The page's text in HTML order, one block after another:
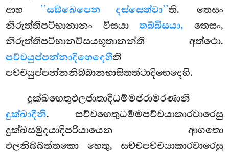
ආහ ‘‘සඞ්ඛෙපෙන දස්සෙත්වා’’ති. තෙසං
නිරුත්තිපටිභානානං විසයාතබ්බිසයා, තෙසං,
නිරුත්තිපටිභානවිසයභූතානන්ති අත්ථො.
පච්චයුප්පන්නාදිභෙදෙහීති
පච්චයුප්පන්නනිබ්බානභාසිතත්ථාදිභෙදෙහි.
දුක්ඛහෙතුඵලජාතාදිධම්මජරාමරණානි
දුක්ඛාදීනි. සච්චහෙතුධම්මපච්චයාකාරවාරෙසු
දුක්ඛසමුදයාදිපරියායෙන ආගතො
ඵලනිබ්බත්තකො හෙතු, සච්චපච්චයාකාරවාරෙසු